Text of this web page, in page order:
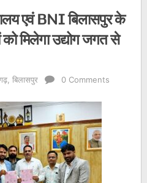
एवं BNI बिलासपुर के
को मिलेगा उद्योग जगत से
, बिलासपुर 0 Comments